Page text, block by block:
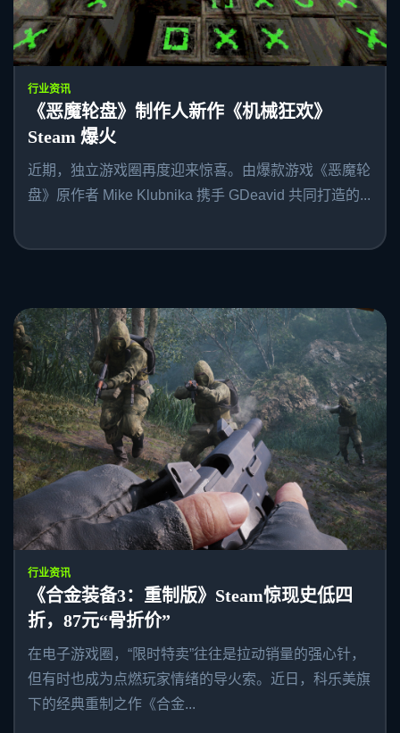
行业资讯
《恶魔轮盘》制作人新作《机械狂欢》
Steam 爆火
近期，独立游戏圈再度迎来惊喜。由爆款游戏《恶魔轮
盘》原作者 Mike Klubnika 携手 GDeavid 共同打造的...
行业资讯
《合金装备3：重制版》Steam惊现史低四
折，87元“骨折价”
在电子游戏圈，“限时特卖”往往是拉动销量的强心针，
但有时也成为点燃玩家情绪的导火索。近日，科乐美旗
下的经典重制之作《合金...